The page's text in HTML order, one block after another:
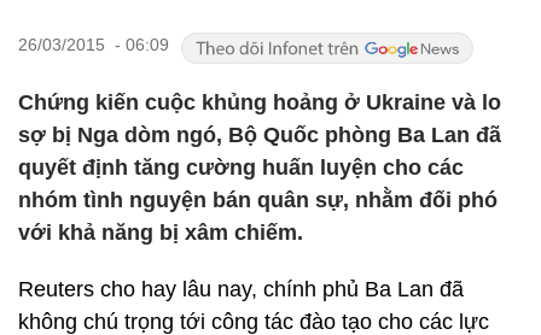
26/03/2015 - 06:09
Chứng kiến cuộc khủng hoảng ở Ukraine và lo
sợ bị Nga dòm ngó, Bộ Quốc phòng Ba Lan đã
quyết định tăng cường huấn luyện cho các
nhóm tình nguyện bán quân sự, nhằm đối phó
với khả năng bị xâm chiếm.
Reuters cho hay lâu nay, chính phủ Ba Lan đã
không chú trọng tới công tác đào tạo cho các lực